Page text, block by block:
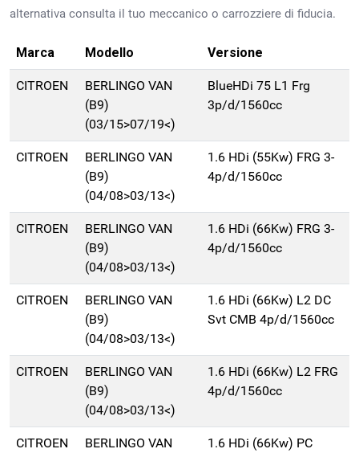
alternativa consulta il tuo meccanico o carrozziere di fiducia.
Marca Modello Versione
CITROEN
BERLINGO VAN
(B9)
(03/15>07/19<)
BlueHDi 75 L1 Frg
3p/d/1560cc
CITROEN
BERLINGO VAN
(B9)
(04/08>03/13<)
1.6 HDi (55Kw) FRG 3-
4p/d/1560cc
CITROEN
BERLINGO VAN
(B9)
(04/08>03/13<)
1.6 HDi (66Kw) FRG 3-
4p/d/1560cc
CITROEN
BERLINGO VAN
(B9)
(04/08>03/13<)
1.6 HDi (66Kw) L2 DC
Svt CMB 4p/d/1560cc
CITROEN
BERLINGO VAN
(B9)
(04/08>03/13<)
1.6 HDi (66Kw) L2 FRG
4p/d/1560cc
CITROEN
BERLINGO VAN
1.6 HDi (66Kw) PC